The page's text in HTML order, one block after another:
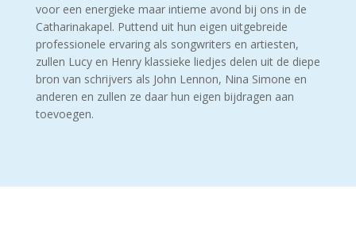
voor een energieke maar intieme avond bij ons in de
Catharinakapel. Puttend uit hun eigen uitgebreide
professionele ervaring als songwriters en artiesten,
zullen Lucy en Henry klassieke liedjes delen uit de diepe
bron van schrijvers als John Lennon, Nina Simone en
anderen en zullen ze daar hun eigen bijdragen aan
toevoegen.